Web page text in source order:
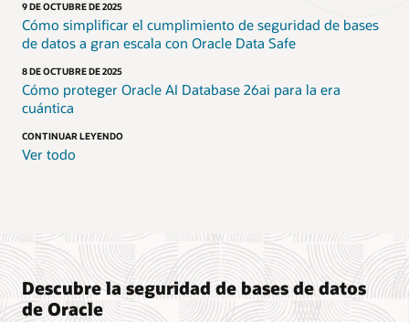
9 DE OCTUBRE DE 2025
Cómo simplificar el cumplimiento de seguridad de bases
de datos a gran escala con Oracle Data Safe
8 DE OCTUBRE DE 2025
Cómo proteger Oracle AI Database 26ai para la era
cuántica
CONTINUAR LEYENDO
Ver todo
Descubre la seguridad de bases de datos
de Oracle